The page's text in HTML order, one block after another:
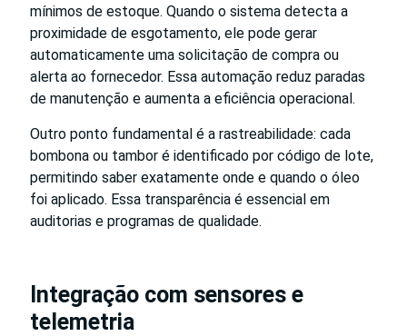
mínimos de estoque. Quando o sistema detecta a
proximidade de esgotamento, ele pode gerar
automaticamente uma solicitação de compra ou
alerta ao fornecedor. Essa automação reduz paradas
de manutenção e aumenta a eficiência operacional.
Outro ponto fundamental é a rastreabilidade: cada
bombona ou tambor é identificado por código de lote,
permitindo saber exatamente onde e quando o óleo
foi aplicado. Essa transparência é essencial em
auditorias e programas de qualidade.
Integração com sensores e
telemetria